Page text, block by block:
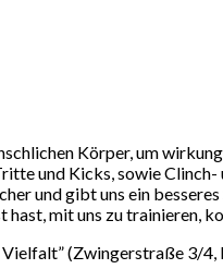
Körper, um
und Kicks, sowie
und gibt uns ein
mit uns zu trainieren,
(Zwingerstraße 3/